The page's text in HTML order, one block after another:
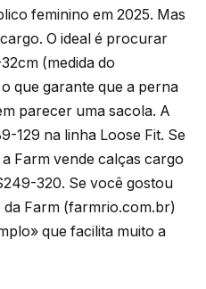
feminino em 2025. Mas
O ideal é procurar
(medida do
que garante que a perna
parecer uma sacola. A
129 na linha Loose Fit. Se
Farm vende calças cargo
320. Se você gostou
Farm (farmrio.com.br)
que facilita muito a